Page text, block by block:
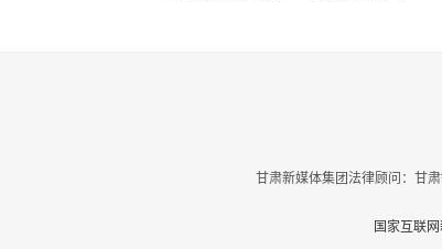
甘肃新媒体集团法律顾问：
国家互联